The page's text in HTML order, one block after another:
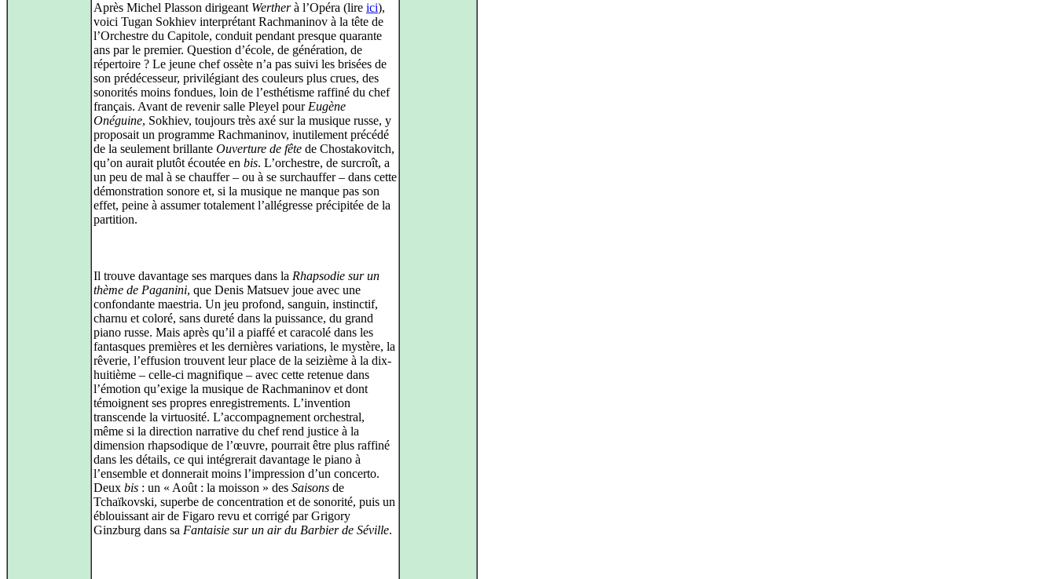
Après Michel Plasson dirigeant Wertherà l’Opéra (lire ici),
voici Tugan Sokhiev interprétant Rachmaninov à la tête de
l’Orchestre du Capitole, conduit pendant presque quarante
ans par le premier. Question d’école, de génération, de
répertoire ? Le jeune chef ossète n’a pas suivi les brisées de
son prédécesseur, privilégiant des couleurs plus crues, des
sonorités moins fondues, loin de l’esthétisme raffiné du chef
français. Avant de revenir salle Pleyel pour Eugène
Onéguine, Sokhiev, toujours très axé sur la musique russe, y
proposait un programme Rachmaninov, inutilement précédé
de la seulement brillante Ouverture de fête de Chostakovitch,
qu’on aurait plutôt écoutée en bis. L’orchestre, de surcroît, a
un peu de mal à se chauffer – ou à se surchauffer – dans cette
démonstration sonore et, si la musique ne manque pas son
effet, peine à assumer totalement l’allégresse précipitée de la
partition.
Il trouve davantage ses marques dans la Rhapsodie sur un
thème de Paganini, que Denis Matsuev joue avec une
confondante maestria. Un jeu profond, sanguin, instinctif,
charnu et coloré, sans dureté dans la puissance, du grand
piano russe. Mais après qu’il a piaffé et caracolé dans les
fantasques premières et les dernières variations, le mystère, la
rêverie, l’effusion trouvent leur place de la seizième à la dix-
huitième – celle-ci magnifique – avec cette retenue dans
l’émotion qu’exige la musique de Rachmaninov et dont
témoignent ses propres enregistrements. L’invention
transcende la virtuosité. L’accompagnement orchestral,
même si la direction narrative du chef rend justice à la
dimension rhapsodique de l’œuvre, pourrait être plus raffiné
dans les détails, ce qui intégrerait davantage le piano à
l’ensemble et donnerait moins l’impression d’un concerto.
Deux bis : un « Août : la moisson » des Saisons de
Tchaïkovski, superbe de concentration et de sonorité, puis un
éblouissant air de Figaro revu et corrigé par Grigory
Ginzburg dans sa Fantaisie sur un air du Barbier de Séville.